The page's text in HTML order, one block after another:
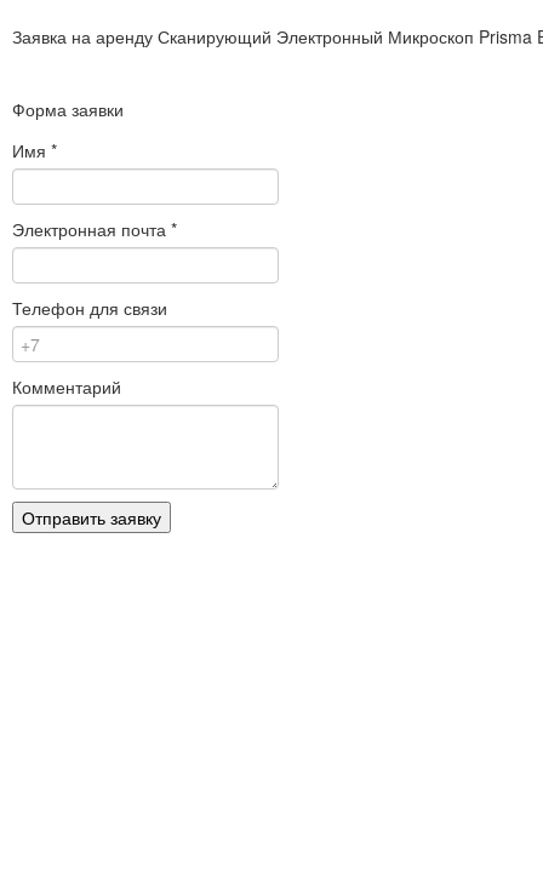
Заявка на аренду Сканирующий Электронный Микроскоп Prisma
Форма заявки
Имя *
Электронная почта *
Телефон для связи
Комментарий
Отправить заявку